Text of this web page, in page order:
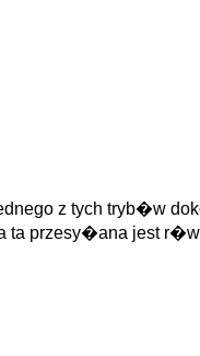
z tych tryb�w
ta przesy�ana jest